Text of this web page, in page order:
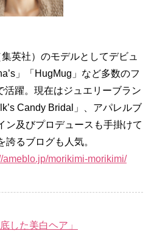
英社）のモデルとしてデビュ
」「HugMug」など多数のフ
活躍。現在はジュエリーブラン
Candy Bridal」、アパレルブ
ン及びプロデュースも手掛けて
るブログも人気。
ameblo.jp/morikimi-morikimi/
した美白ヘア」